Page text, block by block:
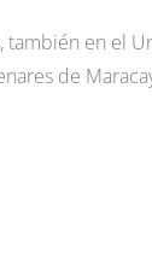
en el
de